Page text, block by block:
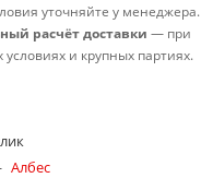
уточняйте у менеджера.
расчёт доставки — при
условиях и крупных партиях.
Албес